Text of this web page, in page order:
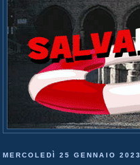
MERCOLEDÌ 25 GENNAIO 2023